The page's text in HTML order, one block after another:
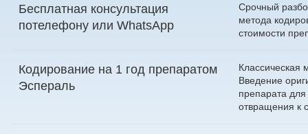
Бесплатная консультация
потелефону или WhatsApp
Срочный
метода
стоимости
Кодирование на 1 год препаратом
Эспераль
Классическая
Введение
препарата
отвращения к